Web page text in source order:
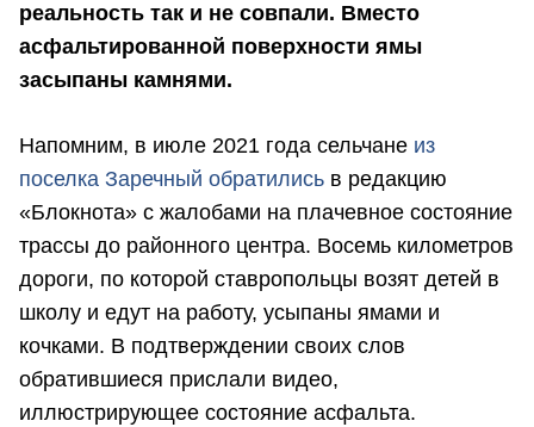
реальность так и не совпали. Вместо
асфальтированной поверхности ямы
засыпаны камнями.
Напомним, в июле 2021 года сельчане из
поселка Заречный обратились в редакцию
«Блокнота» с жалобами на плачевное состояние
трассы до районного центра. Восемь километров
дороги, по которой ставропольцы возят детей в
школу и едут на работу, усыпаны ямами и
кочками. В подтверждении своих слов
обратившиеся прислали видео,
иллюстрирующее состояние асфальта.